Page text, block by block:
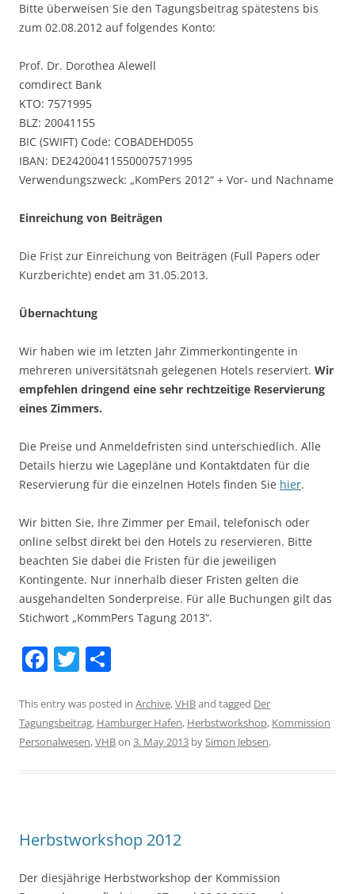
Bitte überweisen Sie den Tagungsbeitrag spätestens bis
zum 02.08.2012 auf folgendes Konto:
Prof. Dr. Dorothea Alewell
comdirect Bank
KTO: 7571995
BLZ: 20041155
BIC (SWIFT) Code: COBADEHD055
IBAN: DE24200411550007571995
Verwendungszweck: „KomPers 2012“ + Vor- und Nachname
Einreichung von Beiträgen
Die Frist zur Einreichung von Beiträgen (Full Papers oder
Kurzberichte) endet am 31.05.2013.
Übernachtung
Wir haben wie im letzten Jahr Zimmerkontingente in
mehreren universitätsnah gelegenen Hotels reserviert. Wir
empfehlen dringend eine sehr rechtzeitige Reservierung
eines Zimmers.
Die Preise und Anmeldefristen sind unterschiedlich. Alle
Details hierzu wie Lagepläne und Kontaktdaten für die
Reservierung für die einzelnen Hotels finden Sie hier.
Wir bitten Sie, Ihre Zimmer per Email, telefonisch oder
online selbst direkt bei den Hotels zu reservieren. Bitte
beachten Sie dabei die Fristen für die jeweiligen
Kontingente. Nur innerhalb dieser Fristen gelten die
ausgehandelten Sonderpreise. Für alle Buchungen gilt das
Stichwort „KommPers Tagung 2013“.
F
c
e
k
T
itt
er
ar
e
This entry was posted in Archive,VHBand tagged Der
Tagungsbeitrag, Hamburger Hafen, Herbstworkshop, Kommission
Personalwesen,VHBon 3. May 2013 bySimon Jebsen.
Herbstworkshop 2012
Der diesjährige Herbstworkshop der Kommission